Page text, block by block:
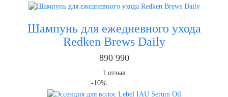
Шампунь для ежедневного ухода
Redken Brews Daily
890 990
1 отзыв
-10%